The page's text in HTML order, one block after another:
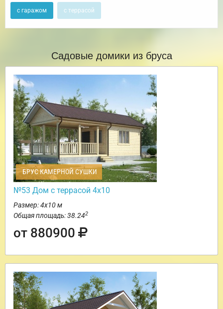
с гаражом с террасой
Садовые домики из бруса
БРУС КАМЕРНОЙ СУШКИ
№53 Дом с террасой 4х10
Размер: 4х10 м
Общая площадь: 38.242
от 880900